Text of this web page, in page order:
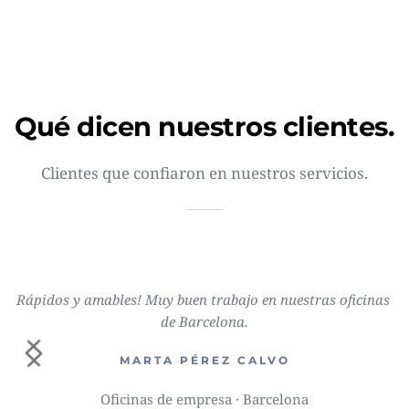
Qué dicen nuestros clientes.
Clientes que confiaron en nuestros servicios.
Rápidos y amables! Muy buen trabajo en nuestras oficinas
de Barcelona.
MARTA PÉREZ CALVO
Oficinas de empresa · Barcelona